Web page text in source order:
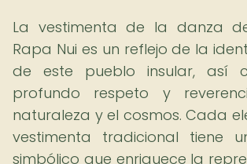
La vestimenta de la danza
Rapa Nui es un reflejo de la
de este pueblo insular, así
profundo respeto y
naturaleza y el cosmos. Cada
vestimenta tradicional tiene
simbólico que enriquece la